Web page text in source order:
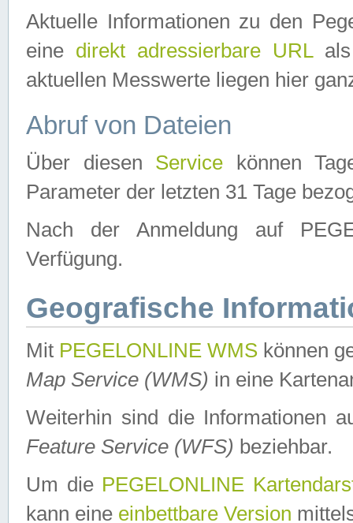
Aktuelle Informationen zu den
eine direkt adressierbare URLals
aktuellen Messwerte liegen hier
Abruf von Dateien
Über diesen Service können
Parameter der letzten 31 Tage
Nach der Anmeldung auf
Verfügung.
Geografische
Mit PEGELONLINE WMS können
Map Service (WMS) in eine
Weiterhin sind die Informationen
Feature Service (WFS) beziehbar.
Um die PEGELONLINE
kann eine einbettbare Version